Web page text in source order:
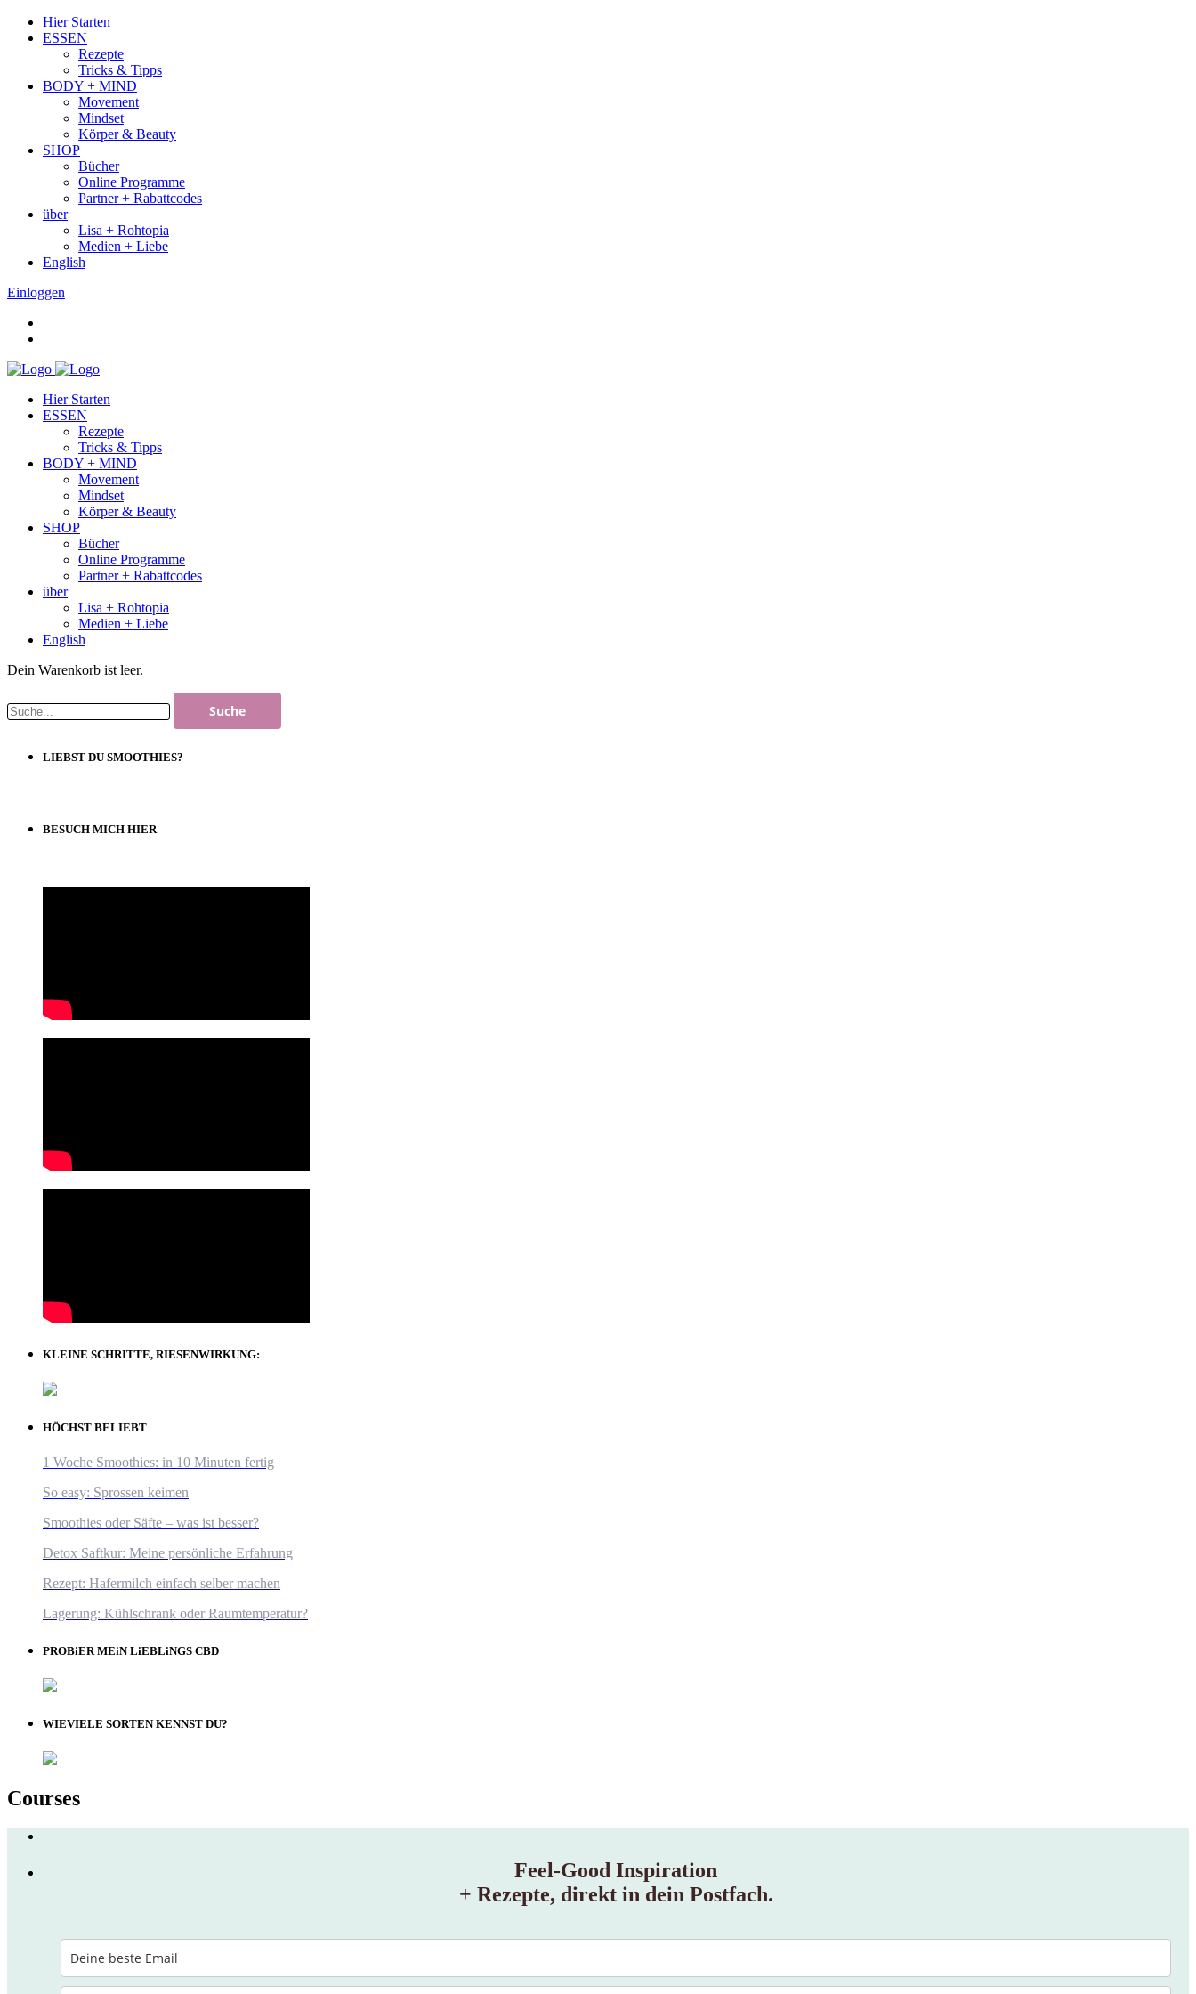
Hier Starten
ESSEN
Rezepte
Tricks & Tipps
BODY + MIND
Movement
Mindset
Körper & Beauty
SHOP
Bücher
Online Programme
Partner + Rabattcodes
über
Lisa + Rohtopia
Medien + Liebe
English
Einloggen
Hier Starten
ESSEN
Rezepte
Tricks & Tipps
BODY + MIND
Movement
Mindset
Körper & Beauty
SHOP
Bücher
Online Programme
Partner + Rabattcodes
über
Lisa + Rohtopia
Medien + Liebe
English
Dein Warenkorb ist leer.
LIEBST DU SMOOTHIES?
BESUCH MICH HIER
KLEINE SCHRITTE, RIESENWIRKUNG:
HÖCHST BELIEBT
1 Woche Smoothies: in 10 Minuten fertig
So easy: Sprossen keimen
Smoothies oder Säfte – was ist besser?
Detox Saftkur: Meine persönliche Erfahrung
Rezept: Hafermilch einfach selber machen
Lagerung: Kühlschrank oder Raumtemperatur?
PROBiER MEiN LiEBLiNGS CBD
WIEVIELE SORTEN KENNST DU?
Courses
Feel‑Good Inspiration
+ Rezepte, direkt in dein Postfach.